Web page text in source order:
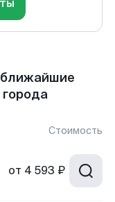
Стоимость
от 4 593 ₽